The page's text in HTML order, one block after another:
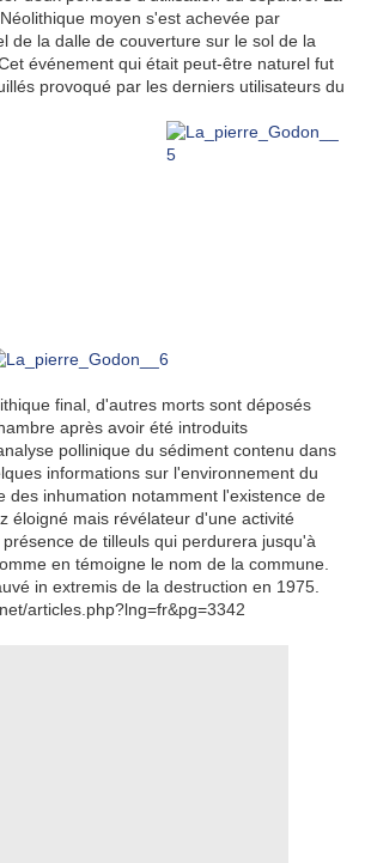
moyen s'est achevée par
de la dalle de couverture sur le sol de la
événement qui était peut-être naturel fut
provoqué par les derniers utilisateurs du
final, d'autres morts sont déposés
après avoir été introduits
pollinique du sédiment contenu dans
informations sur l'environnement du
des inhumation notamment l'existence de
éloigné mais révélateur d'une activité
de tilleuls qui perdurera jusqu'à
en témoigne le nom de la commune.
in extremis de la destruction en 1975.
articles.php?lng=fr&pg=3342